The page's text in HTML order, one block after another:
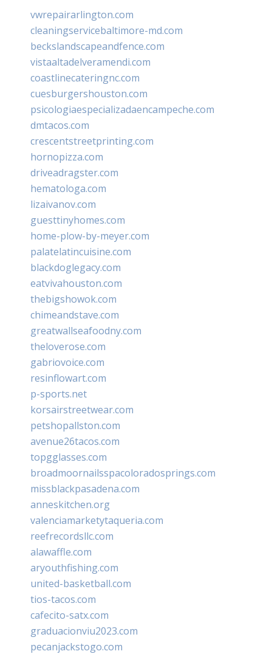
vwrepairarlington.com
cleaningservicebaltimore-md.com
beckslandscapeandfence.com
vistaaltadelveramendi.com
coastlinecateringnc.com
cuesburgershouston.com
psicologiaespecializadaencampeche.com
dmtacos.com
crescentstreetprinting.com
hornopizza.com
driveadragster.com
hematologa.com
lizaivanov.com
guesttinyhomes.com
home-plow-by-meyer.com
palatelatincuisine.com
blackdoglegacy.com
eatvivahouston.com
thebigshowok.com
chimeandstave.com
greatwallseafoodny.com
theloverose.com
gabriovoice.com
resinflowart.com
p-sports.net
korsairstreetwear.com
petshopallston.com
avenue26tacos.com
topgglasses.com
broadmoornailsspacoloradosprings.com
missblackpasadena.com
anneskitchen.org
valenciamarketytaqueria.com
reefrecordsllc.com
alawaffle.com
aryouthfishing.com
united-basketball.com
tios-tacos.com
cafecito-satx.com
graduacionviu2023.com
pecanjackstogo.com